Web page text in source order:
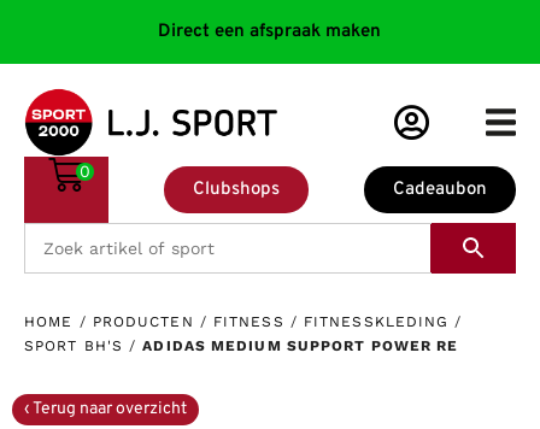
Direct een afspraak maken
Cadeaubon
Clubshops
0
HOME / PRODUCTEN / FITNESS / FITNESSKLEDING /
SPORT BH'S /ADIDAS MEDIUM SUPPORT POWER RE